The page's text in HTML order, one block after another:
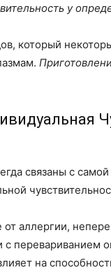
у
который
связаны с
от аллергии,
с перевариванием
на